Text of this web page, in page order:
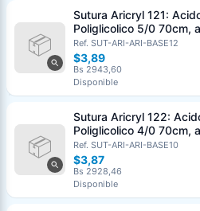
Sutura Aricryl 121:
Poliglicolico 5/0 70cm,
Corte Inverso 19mm
Absorbible
Ref. SUT-ARI-ARI-BASE12
$3,89
Bs 2943,60
Disponible
Sutura Aricryl 122:
Poliglicolico 4/0 70cm,
Corte Inverso 19mm
Absorbible
Ref. SUT-ARI-ARI-BASE10
$3,87
Bs 2928,46
Disponible